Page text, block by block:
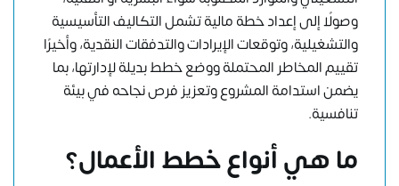
وصولًا إلى إعداد خطة مالية تشمل التكاليف التأسيسية
والتشغيلية، وتوقعات الإيرادات والتدفقات النقدية، وأخيرًا
تقييم المخاطر المحتملة ووضع خطط بديلة لإدارتها، بما
يضمن استدامة المشروع وتعزيز فرص نجاحه في بيئة
تنافسية.
ما هي أنواع خطط الأعمال؟